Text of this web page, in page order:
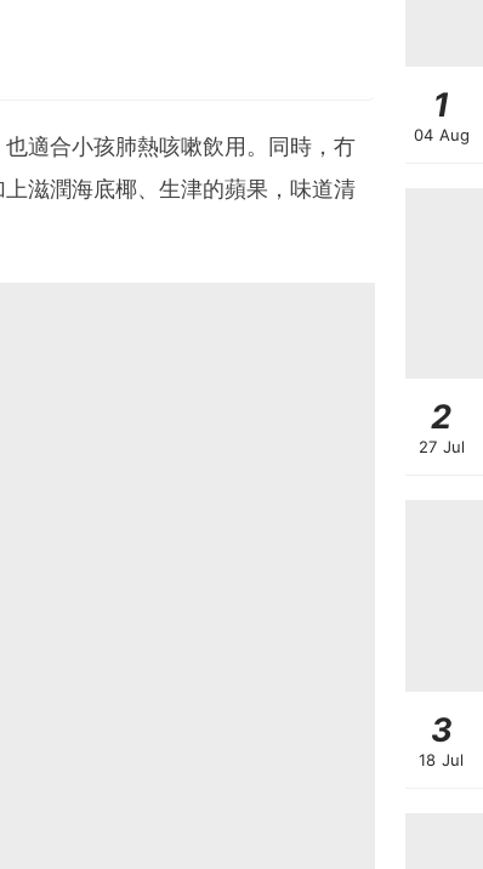
常湯水，確是一件幸福的事。
齊身體健康！」的理念，希望透過分
而讓更多的人能夠身體健康和體會幸
適合小孩肺熱咳嗽飲用。同時，冇
滋潤海底椰、生津的蘋果，味道清
1
04 Aug
2
27 Jul
3
18 Jul